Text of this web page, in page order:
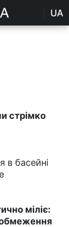
UA
стрімко
в басейні
міліє:
обмеження